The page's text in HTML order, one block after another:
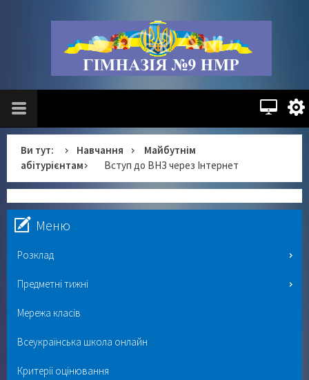
Ви тут: Навчання
Майбутнім
абітурієнтам
Вступ до ВНЗ через Інтернет
Меню
Розклад
Предметні тижні
Мережа класів
Всеукраїнська школа онлайн
Критерії оцінювання